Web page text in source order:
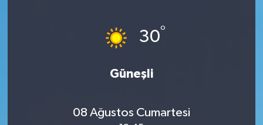
30°
Güneşli
08 Ağustos Cumartesi
Yüksek İstişare Kurulu